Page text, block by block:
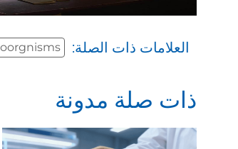
العلامات ذات الصلة:
ذات صلة مدونة